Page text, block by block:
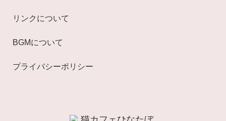
リンクについて
BGMについて
プライバシーポリシー